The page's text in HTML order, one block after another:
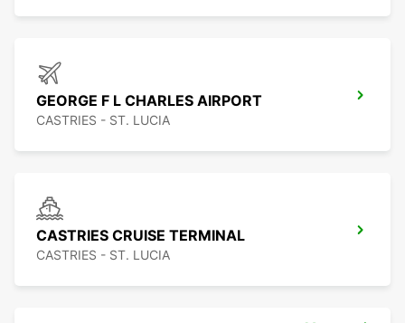
GEORGE F L CHARLES AIRPORT
CASTRIES - ST. LUCIA
CASTRIES CRUISE TERMINAL
CASTRIES - ST. LUCIA